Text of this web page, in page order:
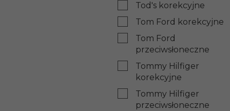
Tod's korekcyjne
Tom Ford korekcyjne
Tom Ford
przeciwsłoneczne
Tommy Hilfiger
korekcyjne
Tommy Hilfiger
przeciwsłoneczne